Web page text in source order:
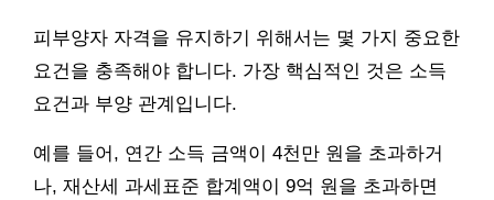
피부양자 자격을 유지하기 위해서는 몇 가지 중요한
요건을 충족해야 합니다. 가장 핵심적인 것은 소득
요건과 부양 관계입니다.
예를 들어, 연간 소득 금액이 4천만 원을 초과하거
나, 재산세 과세표준 합계액이 9억 원을 초과하면